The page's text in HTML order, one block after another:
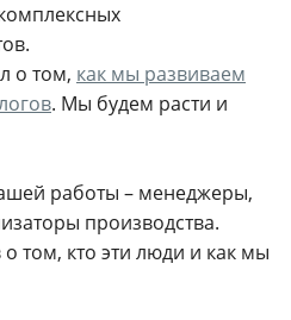
о том, как мы развиваем
. Мы будем расти и
работы – менеджеры,
производства.
том, кто эти люди и как мы